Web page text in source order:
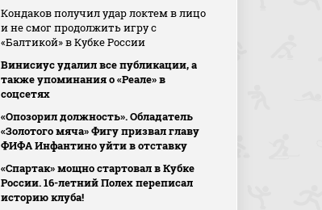
Кондаков получил удар локтем в лицо
и не смог продолжить игру с
«Балтикой» в Кубке России
Винисиус удалил все публикации, а
также упоминания о «Реале» в
соцсетях
«Опозорил должность». Обладатель
«Золотого мяча» Фигу призвал главу
ФИФА Инфантино уйти в отставку
«Спартак» мощно стартовал в Кубке
России. 16-летний Полех переписал
историю клуба!